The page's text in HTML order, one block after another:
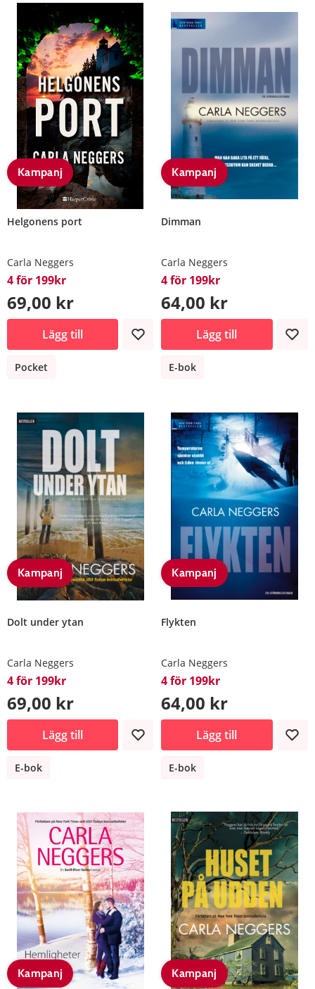
Kampanj
Helgonens port
Carla Neggers
4 för 199kr
69,00 kr
Lägg till
Pocket
Kampanj
Dimman
Carla Neggers
4 för 199kr
64,00 kr
Lägg till
E-bok
Kampanj
Dolt under ytan
Carla Neggers
4 för 199kr
69,00 kr
Lägg till
E-bok
Kampanj
Flykten
Carla Neggers
4 för 199kr
64,00 kr
Lägg till
E-bok
Kampanj Kampanj